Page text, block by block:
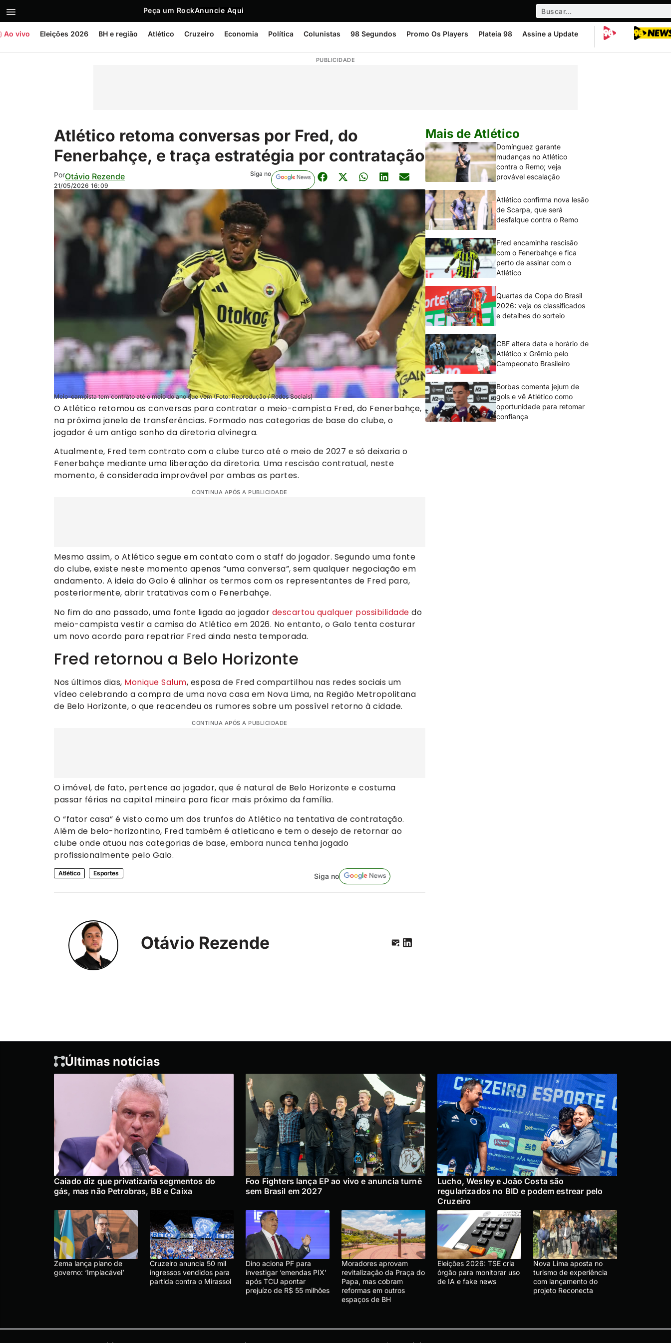
Peça um RockAnuncie Aqui
Ao vivo Eleições 2026 BH e região Atlético Cruzeiro Economia Política Colunistas 98 Segundos Promo Os Players Plateia 98 Assine a Update
PUBLICIDADE
Atlético retoma conversas por Fred, do
Fenerbahçe, e traça estratégia por contratação
PorOtávio Rezende
21/05/2026 16:09
Siga no
Meio-campista tem contrato até o meio do ano que vem (Foto: Reprodução / Redes Sociais)
O Atlético retomou as conversas para contratar o meio-campista Fred, do Fenerbahçe,
na próxima janela de transferências. Formado nas categorias de base do clube, o
jogador é um antigo sonho da diretoria alvinegra.
Atualmente, Fred tem contrato com o clube turco até o meio de 2027 e só deixaria o
Fenerbahçe mediante uma liberação da diretoria. Uma rescisão contratual, neste
momento, é considerada improvável por ambas as partes.
CONTINUA APÓS A PUBLICIDADE
Mesmo assim, o Atlético segue em contato com o staff do jogador. Segundo uma fonte
do clube, existe neste momento apenas “uma conversa”, sem qualquer negociação em
andamento. A ideia do Galo é alinhar os termos com os representantes de Fred para,
posteriormente, abrir tratativas com o Fenerbahçe.
No fim do ano passado, uma fonte ligada ao jogador descartou qualquer possibilidade do
meio-campista vestir a camisa do Atlético em 2026. No entanto, o Galo tenta costurar
um novo acordo para repatriar Fred ainda nesta temporada.
Fred retornou a Belo Horizonte
Nos últimos dias, Monique Salum, esposa de Fred compartilhou nas redes sociais um
vídeo celebrando a compra de uma nova casa em Nova Lima, na Região Metropolitana
de Belo Horizonte, o que reacendeu os rumores sobre um possível retorno à cidade.
CONTINUA APÓS A PUBLICIDADE
O imóvel, de fato, pertence ao jogador, que é natural de Belo Horizonte e costuma
passar férias na capital mineira para ficar mais próximo da família.
O “fator casa” é visto como um dos trunfos do Atlético na tentativa de contratação.
Além de belo-horizontino, Fred também é atleticano e tem o desejo de retornar ao
clube onde atuou nas categorias de base, embora nunca tenha jogado
profissionalmente pelo Galo.
Atlético Esportes Siga no
Otávio Rezende
Mais de Atlético
Domínguez garante
mudanças no Atlético
contra o Remo; veja
provável escalação
Atlético confirma nova lesão
de Scarpa, que será
desfalque contra o Remo
Fred encaminha rescisão
com o Fenerbahçe e fica
perto de assinar com o
Atlético
Quartas da Copa do Brasil
2026: veja os classificados
e detalhes do sorteio
CBF altera data e horário de
Atlético x Grêmio pelo
Campeonato Brasileiro
Borbas comenta jejum de
gols e vê Atlético como
oportunidade para retomar
confiança
Últimas notícias
Caiado diz que privatizaria segmentos do
gás, mas não Petrobras, BB e Caixa
Foo Fighters lança EP ao vivo e anuncia turnê
sem Brasil em 2027
Lucho, Wesley e João Costa são
regularizados no BID e podem estrear pelo
Cruzeiro
Zema lança plano de
governo: ‘Implacável’
Cruzeiro anuncia 50 mil
ingressos vendidos para
partida contra o Mirassol
Dino aciona PF para
investigar ‘emendas PIX’
após TCU apontar
prejuízo de R$ 55 milhões
Moradores aprovam
revitalização da Praça do
Papa, mas cobram
reformas em outros
espaços de BH
Eleições 2026: TSE cria
órgão para monitorar uso
de IA e fake news
Nova Lima aposta no
turismo de experiência
com lançamento do
projeto Reconecta